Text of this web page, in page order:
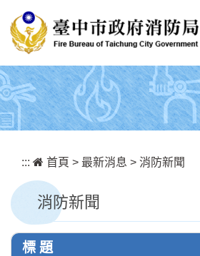
::: 首頁 > 最新消息 > 消防新聞
消防新聞
標 題